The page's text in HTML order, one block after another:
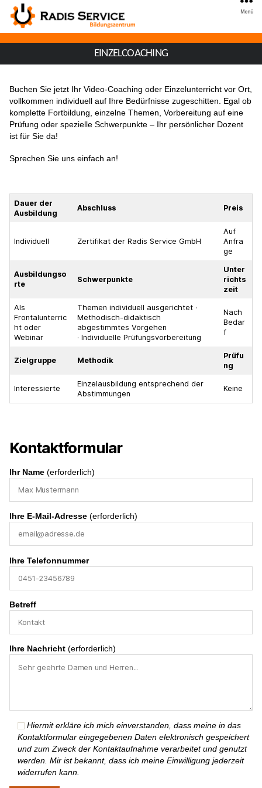
Menü
EINZELCOACHING
Buchen Sie jetzt Ihr Video-Coaching oder Einzelunterricht vor Ort,
vollkommen individuell auf Ihre Bedürfnisse zugeschitten. Egal ob
komplette Fortbildung, einzelne Themen, Vorbereitung auf eine
Prüfung oder spezielle Schwerpunkte – Ihr persönlicher Dozent
ist für Sie da!
Sprechen Sie uns einfach an!
Dauer der
Ausbildung
Abschluss Preis
Individuell Zertifikat der Radis Service GmbH
Auf
Anfra
ge
Ausbildungso
rte
Schwerpunkte
Unter
richts
zeit
Als
Frontalunterric
ht oder
Webinar
Themen individuell ausgerichtet ·
Methodisch-didaktisch
abgestimmtes Vorgehen
· Individuelle Prüfungsvorbereitung
Nach
Bedar
f
Zielgruppe Methodik
Prüfu
ng
Interessierte
Einzelausbildung entsprechend der
Abstimmungen
Keine
Kontaktformular
Ihr Name (erforderlich)
Ihre E-Mail-Adresse (erforderlich)
Ihre Telefonnummer
Betreff
Ihre Nachricht (erforderlich)
Hiermit erkläre ich mich einverstanden, dass meine in das
Kontaktformular eingegebenen Daten elektronisch gespeichert
und zum Zweck der Kontaktaufnahme verarbeitet und genutzt
werden. Mir ist bekannt, dass ich meine Einwilligung jederzeit
widerrufen kann.